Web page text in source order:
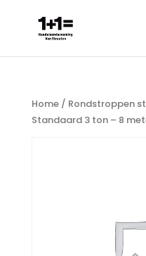
Home/ Rondstroppen
Standaard 3 ton – 8